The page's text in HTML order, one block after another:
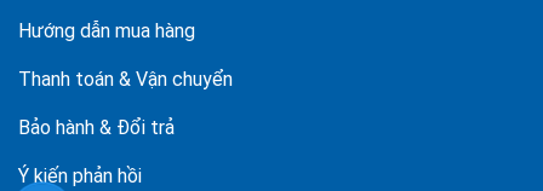
Hướng dẫn mua hàng
Thanh toán & Vận chuyển
Bảo hành & Đổi trả
Ý kiến phản hồi